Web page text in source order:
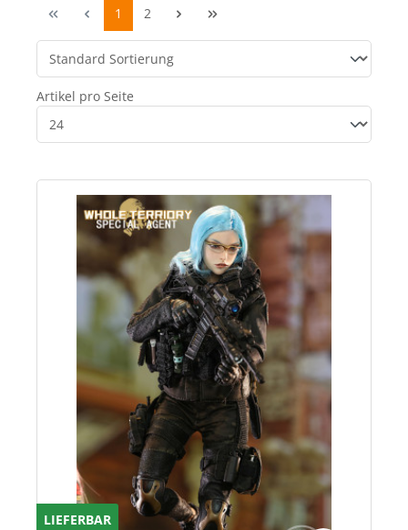
1 2
Artikel pro Seite
LIEFERBAR